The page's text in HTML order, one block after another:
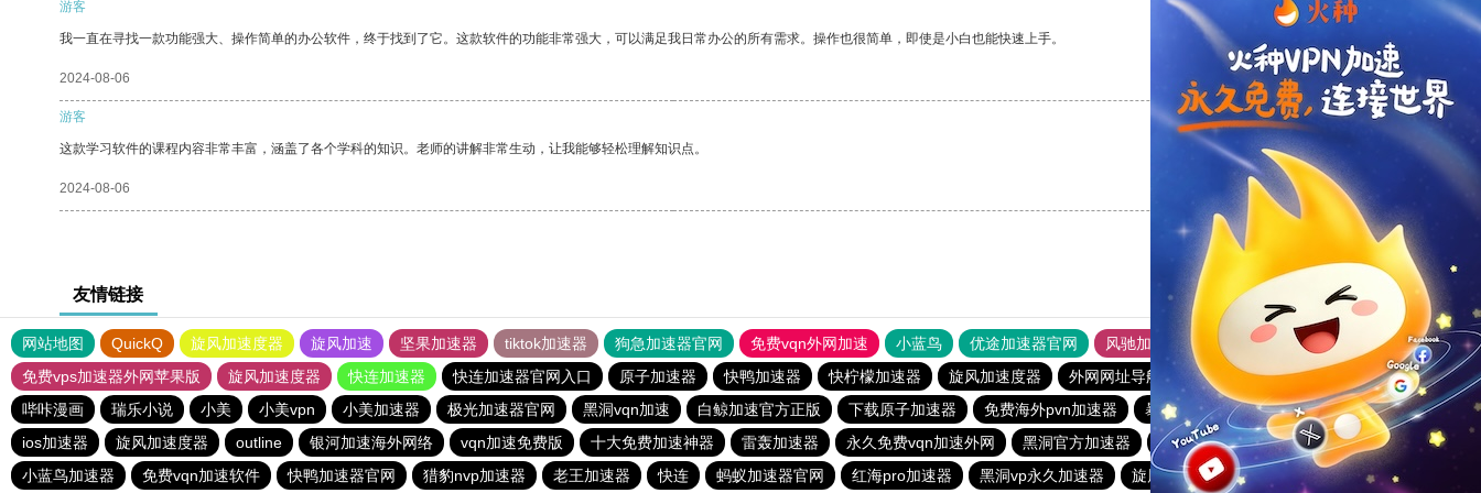
游客
我一直在寻找一款功能强大、操作简单的办公软件，终于找到了它。这款软件的功能非常强大，可以满足我日常办公的所有需求。操作也很简单，即使是小白也能快速上手。
2024-08-06 支持 [0] 反对 [0]
游客
这款学习软件的课程内容非常丰富，涵盖了各个学科的知识。老师的讲解非常生动，让我能够轻松理解知识点。
2024-08-06 支持
友情链接
网站地图 QuickQ 旋风加速度器 旋风加速 坚果加速器 tiktok加速器 狗急加速器官网 免费vqn外网加速 小蓝鸟 优途加速器官网 风驰加速器
旋风加速器
免费vps加速器外网苹果版
旋风加速度器 快连加速器 快连加速器官网入口 原子加速器 快鸭加速器 快柠檬加速器 旋风加速度器 外网网址导航 软件中心 雷霆加速
狂飙加速器
哔咔漫画
瑞乐小说 小美 小美vpn 小美加速器 极光加速器官网 黑洞vqn加速 白鲸加速官方正版 下载原子加速器 免费海外pvn加速器
暴雪vp永久免费加速器下载官网
ios加速器
旋风加速度器 outline 银河加速海外网络 vqn加速免费版 十大免费加速神器 雷轰加速器 永久免费vqn加速外网 黑洞官方加速器 天行vp加速
tyl加速器官网
小蓝鸟加速器
免费vqn加速软件 快鸭加速器官网 猎豹nvp加速器 老王加速器 快连 蚂蚁加速器官网 红海pro加速器 黑洞vp永久加速器 旋风加速度器 快鸭加速器 旋风加速度器